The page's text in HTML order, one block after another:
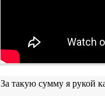
За такую сумму я рукой